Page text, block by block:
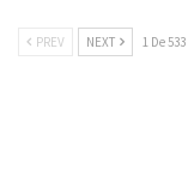
PREV NEXT 1 De 533